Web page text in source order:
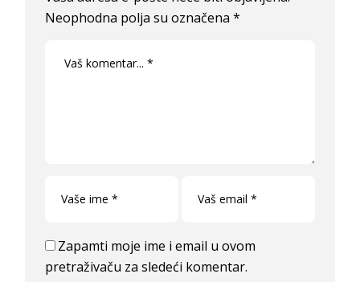
Neophodna polja su označena*
Zapamti moje ime i email u ovom
pretraživaču za sledeći komentar.